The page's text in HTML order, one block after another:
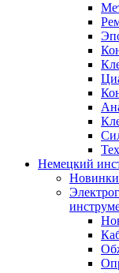
Немецкий
Новинки